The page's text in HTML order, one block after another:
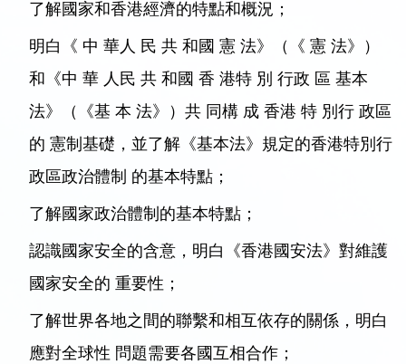
了解國家和香港經濟的特點和概況；
明白《 中 華人 民 共 和國 憲 法》（《 憲 法》）
和《中 華 人民 共 和國 香 港特 別 行政 區 基本
法》（《基 本 法》）共 同構 成 香港 特 別行 政區
的 憲制基礎，並了解《基本法》規定的香港特別行
政區政治體制 的基本特點；
了解國家政治體制的基本特點；
認識國家安全的含意，明白《香港國安法》對維護
國家安全的 重要性；
了解世界各地之間的聯繫和相互依存的關係，明白
應對全球性 問題需要各國互相合作；